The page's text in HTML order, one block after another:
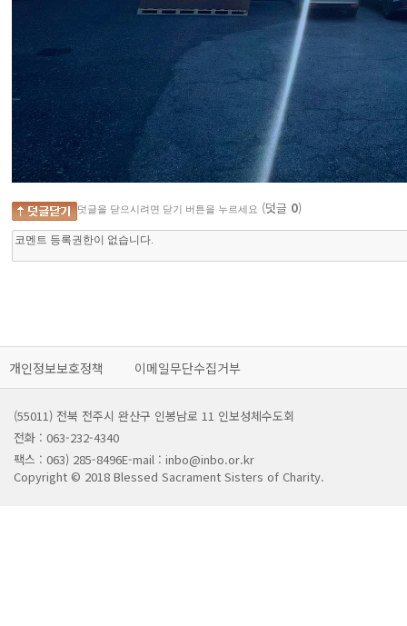
덧글을 닫으시려면 닫기 버튼을 누르세요 (덧글 0)
개인정보보호정책 이메일무단수집거부
(55011) 전북 전주시 완산구 인봉남로 11 인보성체수도회
전화 : 063-232-4340
팩스 : 063) 285-8496E-mail : inbo@inbo.or.kr
Copyright © 2018 Blessed Sacrament Sisters of Charity.